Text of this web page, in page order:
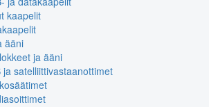
kaapelit
ääni
ja ääni
ja satelliittivastaanottimet